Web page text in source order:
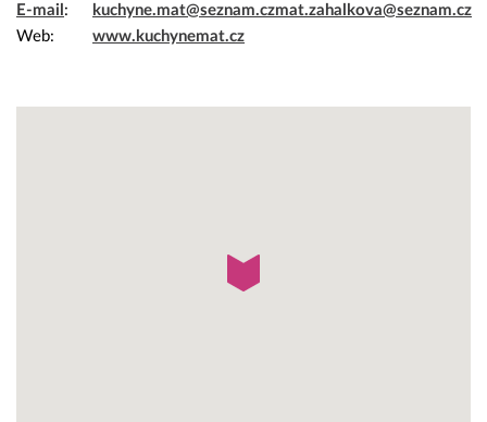
E-mail
kuchyne.mat@seznam.czmat.zahalkova@seznam.cz
Web
www.kuchynemat.cz